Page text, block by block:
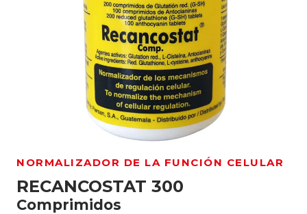
NORMALIZADOR DE LA FUNCIÓN CELULAR
RECANCOSTAT 300
Comprimidos